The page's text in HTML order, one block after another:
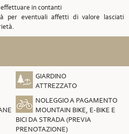
in contanti
per eventuali affetti di valore lasciati
GIARDINO
ATTREZZATO
NOLEGGIO A PAGAMENTO
MOUNTAIN BIKE, E-BIKE E
BICI DA STRADA (PREVIA
PRENOTAZIONE)